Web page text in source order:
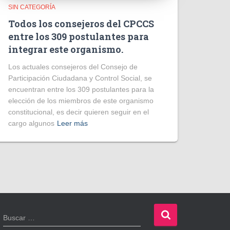
SIN CATEGORÍA
Todos los consejeros del CPCCS
entre los 309 postulantes para
integrar este organismo.
Los actuales consejeros del Consejo de
Participación Ciudadana y Control Social, se
encuentran entre los 309 postulantes para la
elección de los miembros de este organismo
constitucional, es decir quieren seguir en el
cargo algunos Leer más
B
u
Buscar …